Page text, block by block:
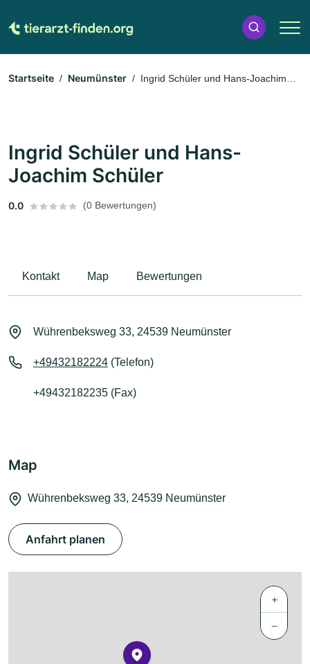
Startseite Neumünster
Ingrid Schüler und Hans-Joachim
Ingrid Schüler und Hans-
Joachim Schüler
0.0 (0 Bewertungen)
Kontakt Map Bewertungen
Wührenbeksweg 33, 24539 Neumünster
+49432182224 (Telefon)
+49432182235 (Fax)
Map
Wührenbeksweg 33, 24539 Neumünster
Anfahrt planen
+
−